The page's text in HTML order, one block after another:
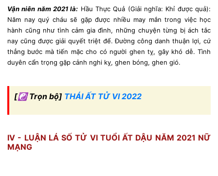
Vận niên năm 2021 là: Hầu Thực Quả (Giải nghĩa: Khỉ được quả):
Năm nay quý cháu sẽ gặp được nhiều may mắn trong việc học
hành cũng như tình cảm gia đình, những chuyện từng bị ách tắc
nay cũng được giải quyết triệt để. Đường công danh thuận lợi, cứ
thẳng bước mà tiến mặc cho có người ghen tỵ, gây khó dễ. Tình
duyên cẩn trọng gặp cảnh nghi kỵ, ghen bóng, ghen gió.
[☯ Trọn bộ] THÁI ẤT TỬ VI 2022
IV - LUẬN LÁ SỐ TỬ VI TUỔI ẤT DẬU NĂM 2021 NỮ
MẠNG